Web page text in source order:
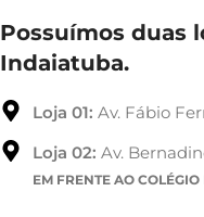
Possuímos duas
Indaiatuba.
Loja 01: Av. Fábio
Loja 02: Av.
EM FRENTE AO COLÉGIO